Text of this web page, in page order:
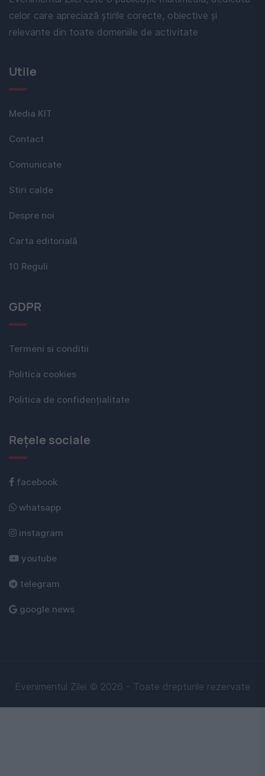
celor care apreciază știrile corecte, obiective și
relevante din toate domeniile de activitate
Utile
Media KIT
Contact
Comunicate
Stiri calde
Despre noi
Carta editorială
10 Reguli
GDPR
Termeni si conditii
Politica cookies
Politica de confidențialitate
Rețele sociale
facebook
whatsapp
instagram
youtube
telegram
google news
Evenimentul Zilei © 2026 - Toate drepturile rezervate